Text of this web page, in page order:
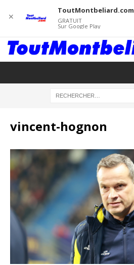
vincent-hognon
✕
ToutMontbeliard.com
GRATUIT
Sur Google Play